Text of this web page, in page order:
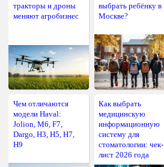
тракторы и дроны
меняют агробизнес
выбрать ребёнку в
Москве?
Чем отличаются
модели Haval:
Jolion, M6, F7,
Dargo, H3, H5, H7,
H9
Как выбрать
медицинскую
информационную
систему для
стоматологии: чек-
лист 2026 года